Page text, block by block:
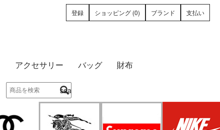
登録 ショッピング (0) ブランド 支払い
アクセサリー バッグ 財布